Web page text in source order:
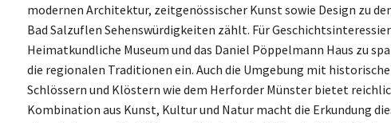
modernen Architektur, zeitgenössischer Kunst sowie Design zu
Bad Salzuflen Sehenswürdigkeiten zählt. Für
Heimatkundliche Museum und das Daniel Pöppelmann Haus zu
die regionalen Traditionen ein. Auch die Umgebung mit
Schlössern und Klöstern wie dem Herforder Münster bietet
Kombination aus Kunst, Kultur und Natur macht die Erkundung